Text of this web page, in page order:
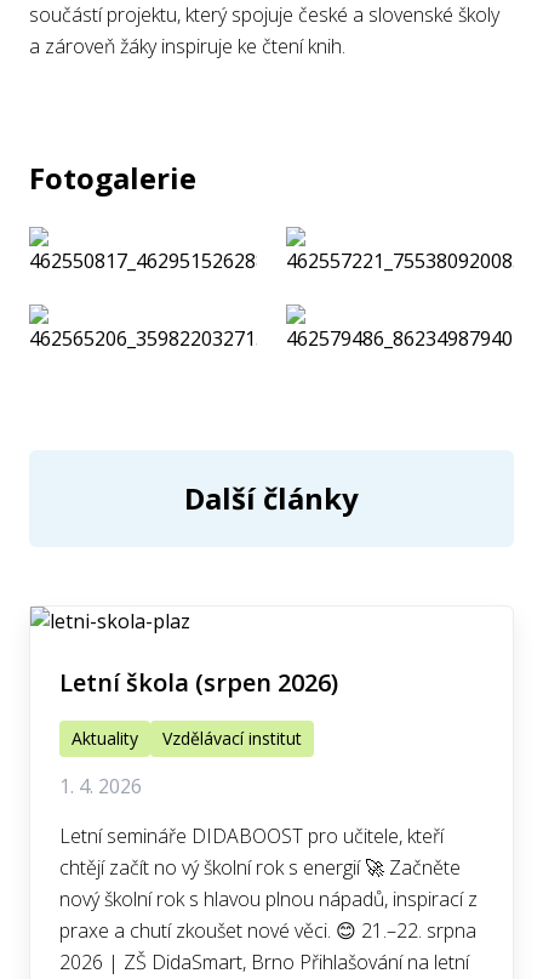
součástí projektu, který spojuje české a slovenské školy
a zároveň žáky inspiruje ke čtení knih.
Fotogalerie
Další články
Letní škola (srpen 2026)
Aktuality Vzdělávací institut
1. 4. 2026
Letní semináře DIDABOOST pro učitele, kteří
chtějí začít no vý školní rok s energií 🚀 Začněte
nový školní rok s hlavou plnou nápadů, inspirací z
praxe a chutí zkoušet nové věci. 😊 21.–22. srpna
2026 | ZŠ DidaSmart, Brno Přihlašování na letní